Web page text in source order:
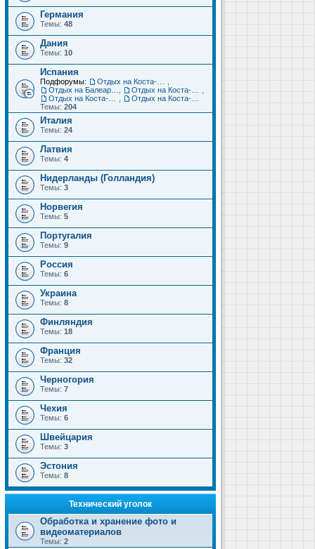
Германия
Темы: 48
Дания
Темы: 10
Испания
Подфорумы:
Темы: 204
Италия
Темы: 24
Латвия
Темы: 4
Нидерланды (Голландия)
Темы: 3
Норвегия
Темы: 5
Португалия
Темы: 9
Россия
Темы: 6
Украина
Темы: 8
Финляндия
Темы: 18
Франция
Темы: 32
Черногория
Темы: 7
Чехия
Темы: 6
Швейцария
Темы: 3
Эстония
Темы: 8
Технический уголок
Обработка и хранение фото и
видеоматериалов
Темы: 2